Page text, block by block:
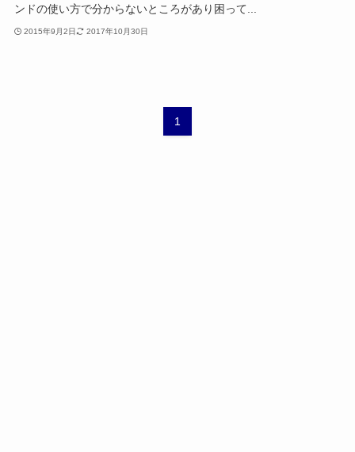
ンドの使い方で分からないところがあり困って...
2015年9月2日 2017年10月30日
1